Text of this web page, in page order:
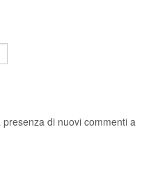
di nuovi commenti a